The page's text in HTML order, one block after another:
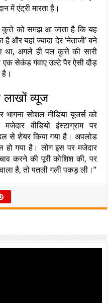
में एंट्री मारता है।
को समझ आ जाता है कि यह
यहां ज्यादा देर ‘नेताजी’ बने
था, अगले ही पल कुत्ते की सारी
एक सेकंड गंवाए उल्टे पैर ऐसी दौड़
है।
लाखों व्यूज
सोशल मीडिया यूजर्स को
वीडियो इंस्टाग्राम पर
से शेयर किया गया है। अपलोड
हो गया है। लोग इस पर मजेदार
करने की पूरी कोशिश की, पर
है, तो पतली गली पकड़ ली।”